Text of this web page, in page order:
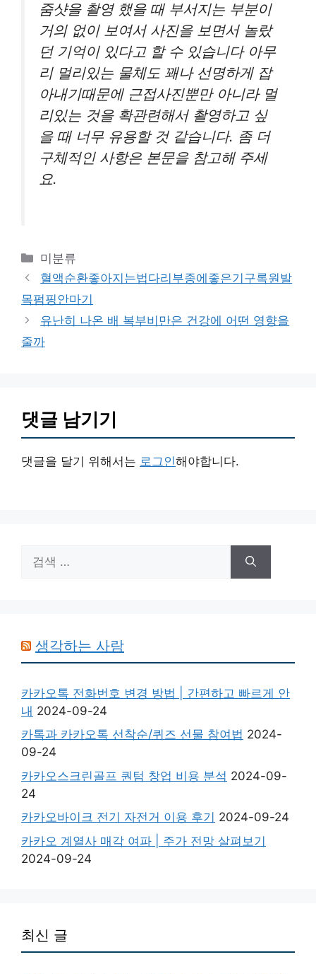
줌샷을 촬영 했을 때 부서지는 부분이
거의 없이 보여서 사진을 보면서 놀랐
던 기억이 있다고 할 수 있습니다 아무
리 멀리있는 물체도 꽤나 선명하게 잡
아내기때문에 근접사진뿐만 아니라 멀
리있는 것을 확관련해서 촬영하고 싶
을 때 너무 유용할 것 같습니다. 좀 더
구체적인 사항은 본문을 참고해 주세
요.
카
테
고
미분류
혈액순환좋아지는법다리부종에좋은기구록원발
목펌핑안마기
유난히 나온 배 복부비만은 건강에 어떤 영향을
줄까
댓글 남기기
댓글을 달기 위해서는 로그인해야합니다.
색:
생각하는 사람
카카오톡 전화번호 변경 방법 | 간편하고 빠르게 안
내 2024-09-24
카톡과 카카오톡 선착순/퀴즈 선물 참여법 2024-
09-24
카카오스크린골프 퀀텀 창업 비용 분석 2024-09-
24
카카오바이크 전기 자전거 이용 후기 2024-09-24
카카오 계열사 매각 여파 | 주가 전망 살펴보기
2024-09-24
최신 글